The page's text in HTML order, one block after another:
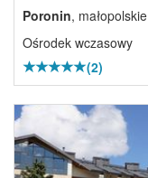
Poronin, małopolskie
Ośrodek wczasowy
(2)
Previous